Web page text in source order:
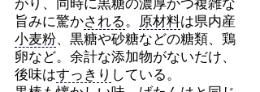
がり、同時に黒糖の濃厚かつ複雑な
旨みに驚かされる 。 原材料は県内産
小麦粉、黒糖や砂糖などの糖類、鶏
卵など。余計な添加物がないだけ、
後味はすっきり している。